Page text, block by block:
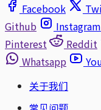
Facebook
Github
Instagram
Pinterest
Reddit
Whatsapp
关于我们